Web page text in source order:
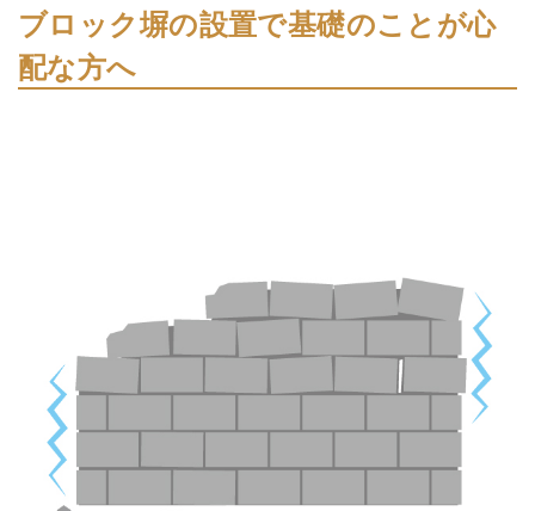
ブロック塀の設置で基礎のことが心
配な方へ